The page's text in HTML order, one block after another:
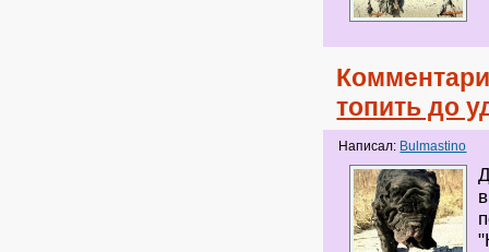
топить до
Написал: Bulmastino